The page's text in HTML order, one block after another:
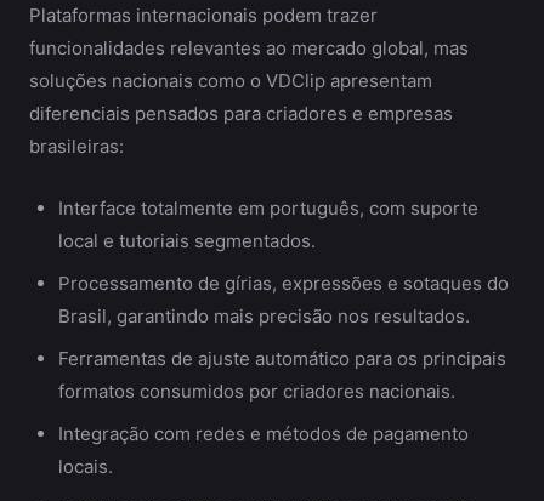
Plataformas internacionais podem trazer
funcionalidades relevantes ao mercado global, mas
soluções nacionais como o VDClip apresentam
diferenciais pensados para criadores e empresas
brasileiras:
Interface totalmente em português, com suporte
local e tutoriais segmentados.
Processamento de gírias, expressões e sotaques do
Brasil, garantindo mais precisão nos resultados.
Ferramentas de ajuste automático para os principais
formatos consumidos por criadores nacionais.
Integração com redes e métodos de pagamento
locais.